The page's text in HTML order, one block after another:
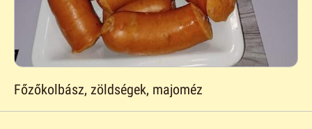
Főzőkolbász, zöldségek, majoméz